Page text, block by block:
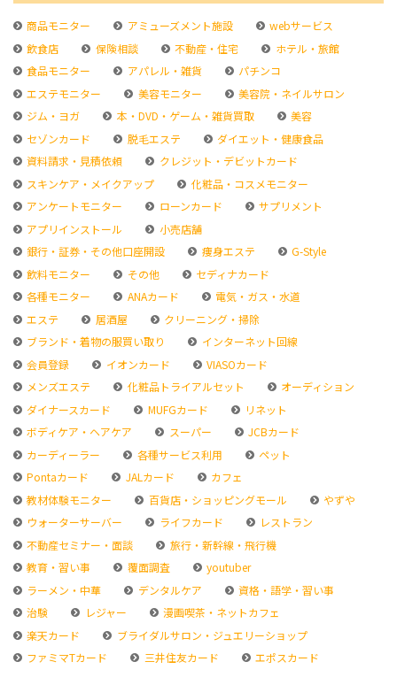
商品モニター アミューズメント施設
webサービス
飲食店
保険相談 不動産・住宅
ホテル・旅館
食品モニター
アパレル・雑貨
パチンコ
エステモニター
美容モニター
美容院・ネイルサロン
ジム・ヨガ
本・DVD・ゲーム・雑貨買取
美容
セゾンカード
脱毛エステ
ダイエット・健康食品
資料請求・見積依頼
クレジット・デビットカード
スキンケア・メイクアップ
化粧品・コスメモニター
アンケートモニター
ローンカード
サプリメント
アプリインストール
小売店舗
銀行・証券・その他口座開設
痩身エステ
G-Style
飲料モニター
その他
セディナカード
各種モニター
ANAカード
電気・ガス・水道
エステ
居酒屋
クリーニング・掃除
ブランド・着物の服買い取り
インターネット回線
会員登録
イオンカード
VIASOカード
メンズエステ
化粧品トライアルセット
オーディション
ダイナースカード
MUFGカード
リネット
ボディケア・ヘアケア
スーパー
JCBカード
カーディーラー
各種サービス利用
ペット
Pontaカード
JALカード
カフェ
教材体験モニター
百貨店・ショッピングモール
やずや
ウォーターサーバー
ライフカード
レストラン
不動産セミナー・面談
旅行・新幹線・飛行機
教育・習い事
覆面調査
youtuber
ラーメン・中華
デンタルケア
資格・語学・習い事
治験
レジャー
漫画喫茶・ネットカフェ
楽天カード
ブライダルサロン・ジュエリーショップ
ファミマTカード
三井住友カード エポスカード